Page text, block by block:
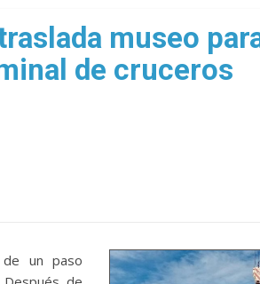
museo
de cruceros
un paso